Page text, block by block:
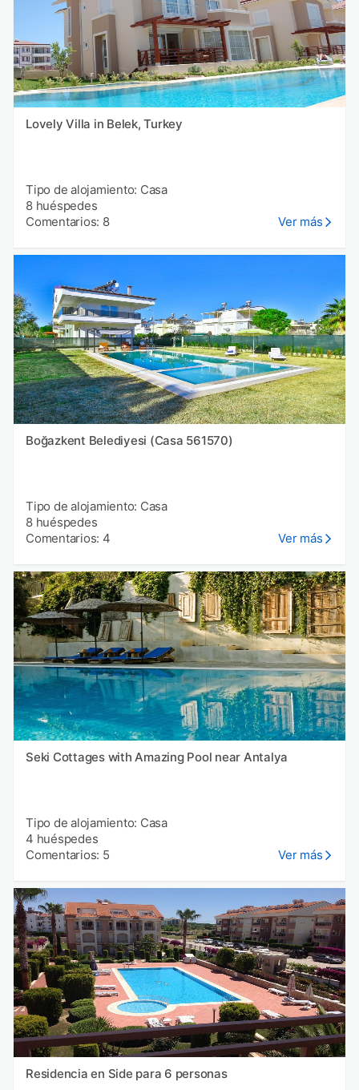
Lovely Villa in Belek, Turkey
Tipo de alojamiento: Casa
8 huéspedes
Comentarios: 8
Ver más
Boğazkent Belediyesi (Casa 561570)
Tipo de alojamiento: Casa
8 huéspedes
Comentarios: 4
Ver más
Seki Cottages with Amazing Pool near Antalya
Tipo de alojamiento: Casa
4 huéspedes
Comentarios: 5
Ver más
Residencia en Side para 6 personas